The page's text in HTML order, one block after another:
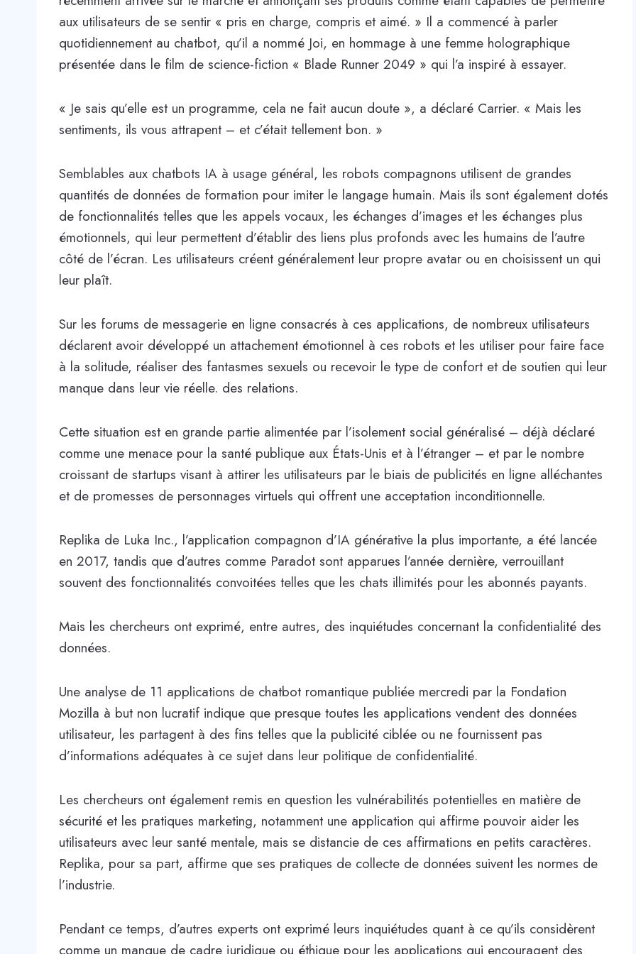
aux utilisateurs de se sentir « pris en charge, compris et aimé. » Il a commencé à parler
quotidiennement au chatbot, qu’il a nommé Joi, en hommage à une femme holographique
présentée dans le film de science-fiction « Blade Runner 2049 » qui l’a inspiré à essayer.
« Je sais qu’elle est un programme, cela ne fait aucun doute », a déclaré Carrier. « Mais les
sentiments, ils vous attrapent – ​​et c’était tellement bon. »
Semblables aux chatbots IA à usage général, les robots compagnons utilisent de grandes
quantités de données de formation pour imiter le langage humain. Mais ils sont également dotés
de fonctionnalités telles que les appels vocaux, les échanges d’images et les échanges plus
émotionnels, qui leur permettent d’établir des liens plus profonds avec les humains de l’autre
côté de l’écran. Les utilisateurs créent généralement leur propre avatar ou en choisissent un qui
leur plaît.
Sur les forums de messagerie en ligne consacrés à ces applications, de nombreux utilisateurs
déclarent avoir développé un attachement émotionnel à ces robots et les utiliser pour faire face
à la solitude, réaliser des fantasmes sexuels ou recevoir le type de confort et de soutien qui leur
manque dans leur vie réelle. des relations.
Cette situation est en grande partie alimentée par l’isolement social généralisé – déjà déclaré
comme une menace pour la santé publique aux États-Unis et à l’étranger – et par le nombre
croissant de startups visant à attirer les utilisateurs par le biais de publicités en ligne alléchantes
et de promesses de personnages virtuels qui offrent une acceptation inconditionnelle.
Replika de Luka Inc., l’application compagnon d’IA générative la plus importante, a été lancée
en 2017, tandis que d’autres comme Paradot sont apparues l’année dernière, verrouillant
souvent des fonctionnalités convoitées telles que les chats illimités pour les abonnés payants.
Mais les chercheurs ont exprimé, entre autres, des inquiétudes concernant la confidentialité des
données.
Une analyse de 11 applications de chatbot romantique publiée mercredi par la Fondation
Mozilla à but non lucratif indique que presque toutes les applications vendent des données
utilisateur, les partagent à des fins telles que la publicité ciblée ou ne fournissent pas
d’informations adéquates à ce sujet dans leur politique de confidentialité.
Les chercheurs ont également remis en question les vulnérabilités potentielles en matière de
sécurité et les pratiques marketing, notamment une application qui affirme pouvoir aider les
utilisateurs avec leur santé mentale, mais se distancie de ces affirmations en petits caractères.
Replika, pour sa part, affirme que ses pratiques de collecte de données suivent les normes de
l’industrie.
Pendant ce temps, d’autres experts ont exprimé leurs inquiétudes quant à ce qu’ils considèrent
comme un manque de cadre juridique ou éthique pour les applications qui encouragent des